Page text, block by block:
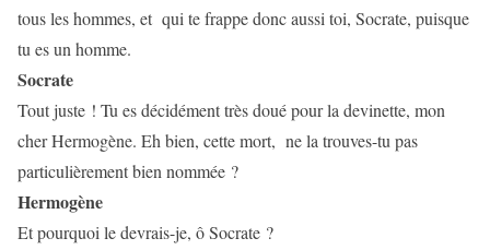
tous les hommes, et qui te frappe donc aussi toi, Socrate, puisque
tu es un homme.
Socrate
Tout juste ! Tu es décidément très doué pour la devinette, mon
cher Hermogène. Eh bien, cette mort, ne la trouves-tu pas
particulièrement bien nommée ?
Hermogène
Et pourquoi le devrais-je, ô Socrate ?